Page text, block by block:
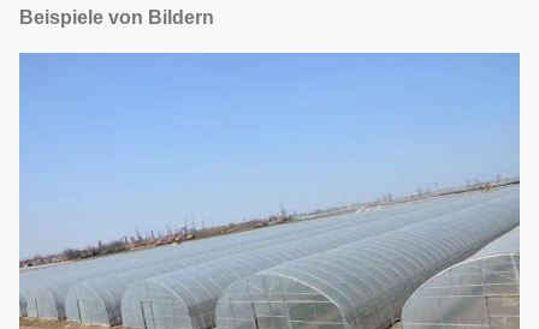
Beispiele von Bildern